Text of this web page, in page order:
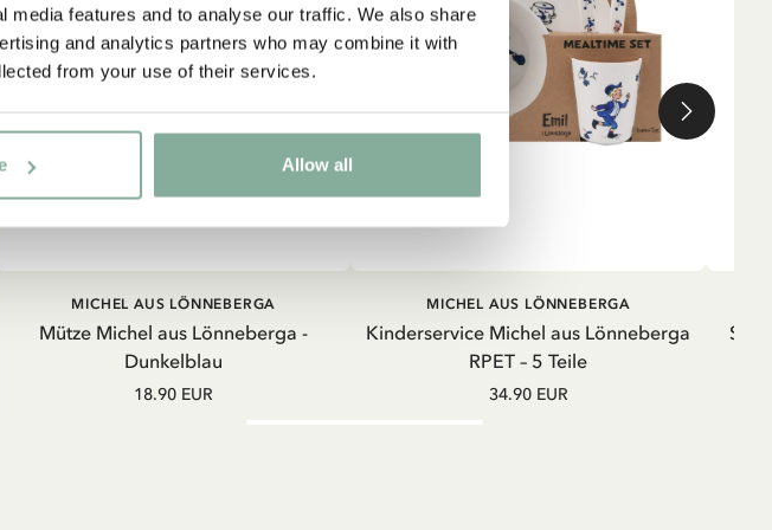
features and to analyse our traffic. We also share
and analytics partners who may combine it with
from your use of their services.
Allow all
IN DEN WARENKORB
Mütze Michel aus Lönneberga -
Dunkelblau
MICHEL AUS LÖNNEBERGA
18.90 EUR
IN DEN WARENKORB
Kinderservice Michel aus Lönneberga
RPET – 5 Teile
MICHEL AUS LÖNNEBERGA
34.90 EUR